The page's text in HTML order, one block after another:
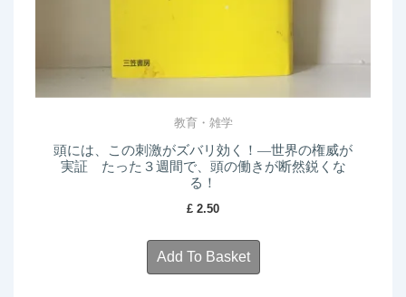
教育・雑学
頭には、この刺激がズバリ効く！―世界の権威が
実証 たった３週間で、頭の働きが断然鋭くな
る！
£ 2.50
Add To Basket